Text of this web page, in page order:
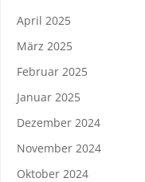
April 2025
März 2025
Februar 2025
Januar 2025
Dezember 2024
November 2024
Oktober 2024